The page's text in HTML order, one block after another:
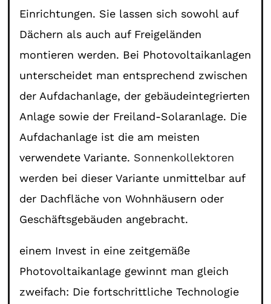
Einrichtungen. Sie lassen sich sowohl auf
Dächern als auch auf Freigeländen
montieren werden. Bei Photovoltaikanlagen
unterscheidet man entsprechend zwischen
der Aufdachanlage, der gebäudeintegrierten
Anlage sowie der Freiland-Solaranlage. Die
Aufdachanlage ist die am meisten
verwendete Variante. Sonnenkollektoren
werden bei dieser Variante unmittelbar auf
der Dachfläche von Wohnhäusern oder
Geschäftsgebäuden angebracht.
einem Invest in eine zeitgemäße
Photovoltaikanlage gewinnt man gleich
zweifach: Die fortschrittliche Technologie